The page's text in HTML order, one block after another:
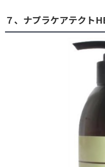
７、ナプラケアテクト